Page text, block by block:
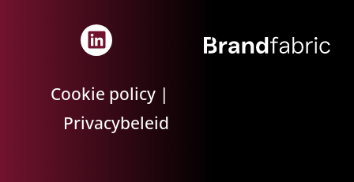
Cookie policy |
Privacybeleid